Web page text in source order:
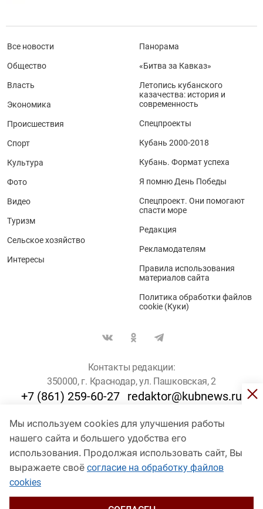
Мы используем cookies для улучшения работы
нашего сайта и большего удобства его
использования. Продолжая использовать сайт, Вы
выражаете своё согласие на обработку файлов
cookies
Все новости
Общество
Власть
Экономика
Происшествия
Спорт
Культура
Фото
Видео
Туризм
Сельское хозяйство
Интересы
Панорама
«Битва за Кавказ»
Летопись кубанского
казачества: история и
современность
Спецпроекты
Кубань 2000-2018
Кубань. Формат успеха
Я помню День Победы
Спецпроект. Они помогают
спасти море
Редакция
Рекламодателям
Правила использования
материалов сайта
Политика обработки файлов
cookie (Куки)
Контакты редакции:
350000, г. Краснодар, ул. Пашковская, 2
+7 (861) 259-60-27 redaktor@kubnews.ru
Для пользователей старше 16 лет
© Кубанские Новости, 2017
Сетевое издание «kubnews» зарегистрировано Федеральной
службой по надзору в сфере связи, информационных технологий
и массовых коммуникаций (Роскомнадзор). Регистрационный